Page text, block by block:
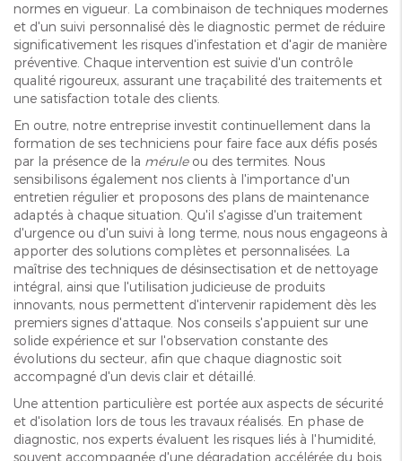
normes en vigueur. La combinaison de techniques modernes
et d'un suivi personnalisé dès le diagnostic permet de réduire
significativement les risques d'infestation et d'agir de manière
préventive. Chaque intervention est suivie d'un contrôle
qualité rigoureux, assurant une traçabilité des traitements et
une satisfaction totale des clients.
En outre, notre entreprise investit continuellement dans la
formation de ses techniciens pour faire face aux défis posés
par la présence de la méruleou des termites. Nous
sensibilisons également nos clients à l'importance d'un
entretien régulier et proposons des plans de maintenance
adaptés à chaque situation. Qu'il s'agisse d'un traitement
d'urgence ou d'un suivi à long terme, nous nous engageons à
apporter des solutions complètes et personnalisées. La
maîtrise des techniques de désinsectisation et de nettoyage
intégral, ainsi que l'utilisation judicieuse de produits
innovants, nous permettent d'intervenir rapidement dès les
premiers signes d'attaque. Nos conseils s'appuient sur une
solide expérience et sur l'observation constante des
évolutions du secteur, afin que chaque diagnostic soit
accompagné d'un devis clair et détaillé.
Une attention particulière est portée aux aspects de sécurité
et d'isolation lors de tous les travaux réalisés. En phase de
diagnostic, nos experts évaluent les risques liés à l'humidité,
souvent accompagnée d'une dégradation accélérée du bois.